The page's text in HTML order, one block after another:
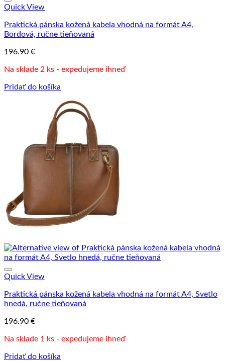
Quick View
Praktická pánska kožená kabela vhodná na formát A4,
Bordová, ručne tieňovaná
196.90 €
Na sklade 2 ks - expedujeme ihneď
Pridať do košíka
Quick View
Praktická pánska kožená kabela vhodná na formát A4, Svetlo
hnedá, ručne tieňovaná
196.90 €
Na sklade 1 ks - expedujeme ihneď
Pridať do košíka